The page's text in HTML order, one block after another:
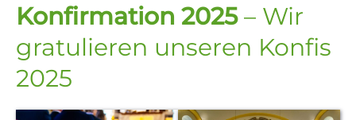
Konfirmation 2025– Wir
gratulieren unseren Konfis
2025